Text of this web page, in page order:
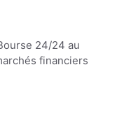
24/24 au
financiers